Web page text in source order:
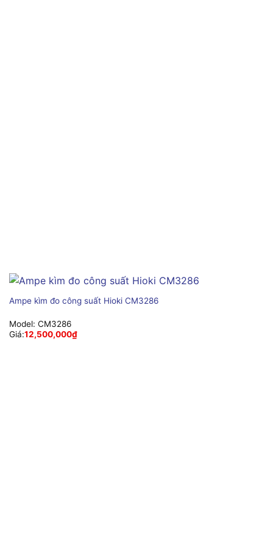
Ampe kìm đo công suất Hioki CM3286
Model: CM3286
Giá:12,500,000₫